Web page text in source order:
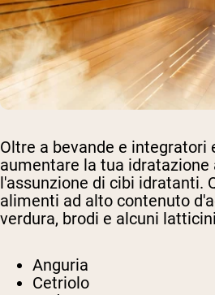
Oltre a bevande e integratori
aumentare la tua idratazione
l'assunzione di cibi idratanti.
alimenti ad alto contenuto
verdura, brodi e alcuni
Anguria
Cetriolo